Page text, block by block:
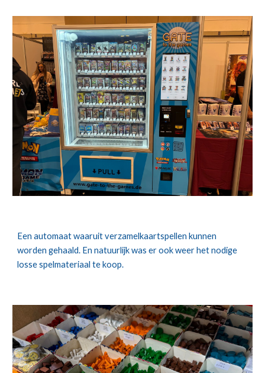
Een automaat waaruit verzamelkaartspellen kunnen
worden gehaald. En natuurlijk was er ook weer het nodige
losse spelmateriaal te koop.